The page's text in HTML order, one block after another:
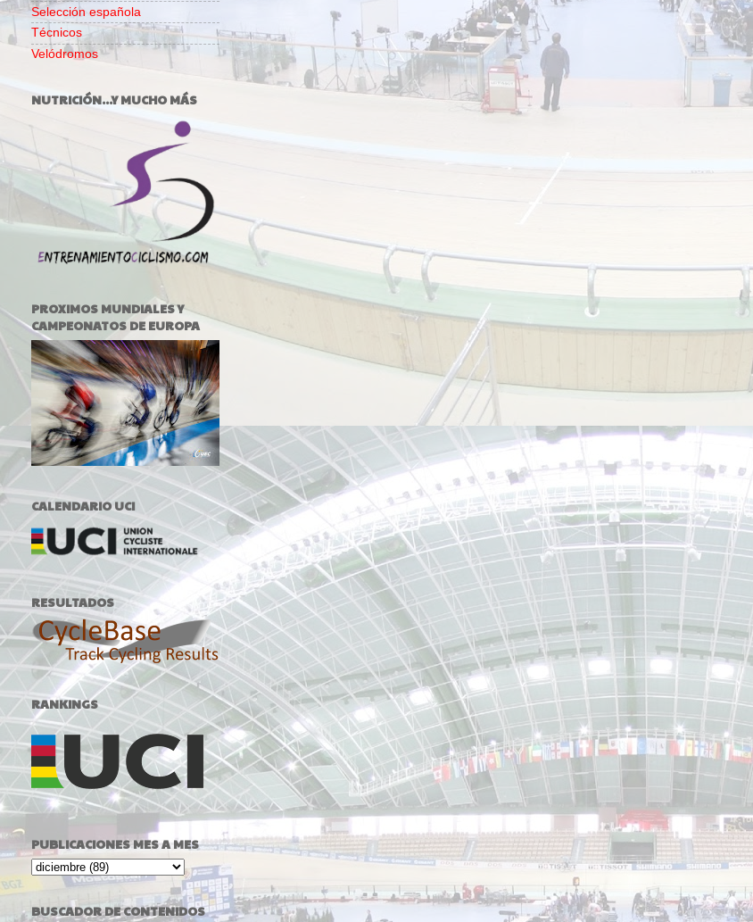
Selección española
Técnicos
Velódromos
NUTRICIÓN...Y MUCHO MÁS
PROXIMOS MUNDIALES Y
CAMPEONATOS DE EUROPA
CALENDARIO UCI
RESULTADOS
RANKINGS
PUBLICACIONES MES A MES
BUSCADOR DE CONTENIDOS